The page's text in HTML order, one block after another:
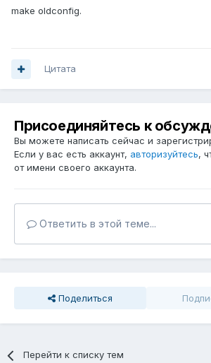
make oldconfig.
Цитата
Присоединяйтесь к
Вы можете написать сейчас и
Если у вас есть аккаунт, авторизуйтесь,
от имени своего аккаунта.
Ответить в этой теме...
Поделиться
Перейти к списку тем